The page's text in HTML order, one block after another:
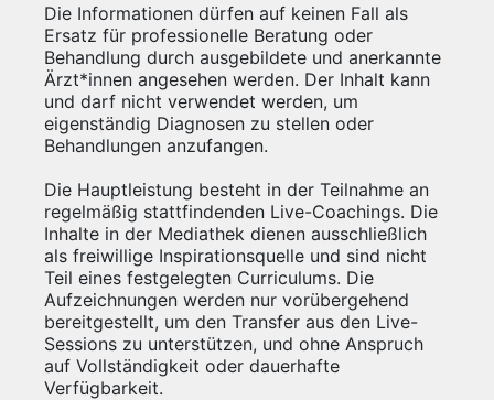
Die Informationen dürfen auf keinen Fall als
Ersatz für professionelle Beratung oder
Behandlung durch ausgebildete und anerkannte
Ärzt*innen angesehen werden. Der Inhalt kann
und darf nicht verwendet werden, um
eigenständig Diagnosen zu stellen oder
Behandlungen anzufangen.
Die Hauptleistung besteht in der Teilnahme an
regelmäßig stattfindenden Live-Coachings. Die
Inhalte in der Mediathek dienen ausschließlich
als freiwillige Inspirationsquelle und sind nicht
Teil eines festgelegten Curriculums. Die
Aufzeichnungen werden nur vorübergehend
bereitgestellt, um den Transfer aus den Live-
Sessions zu unterstützen, und ohne Anspruch
auf Vollständigkeit oder dauerhafte
Verfügbarkeit.